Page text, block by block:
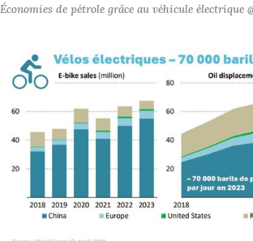
Économies de pétrole grâce au véhicule électrique